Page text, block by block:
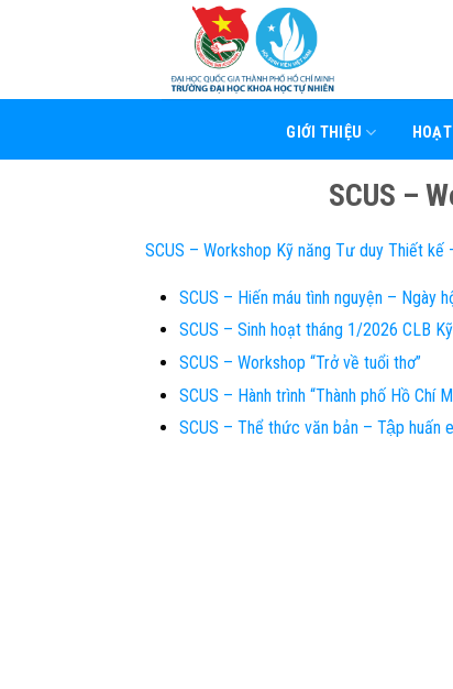
GIỚI THIỆU
SCUS –
SCUS – Workshop Kỹ năng Tư duy Thiết kế
SCUS – Hiến máu tình nguyện – Ngày
SCUS – Sinh hoạt tháng 1/2026 CLB
SCUS – Workshop “Trở về tuổi thơ”
SCUS – Hành trình “Thành phố Hồ Chí
SCUS – Thể thức văn bản – Tập huấn